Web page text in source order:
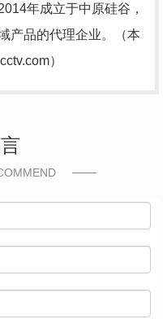
年成立于中原硅谷，
产品的代理企业。（本
）